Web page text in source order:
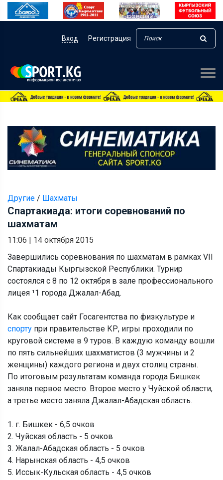
Вход Регистрация
Другие / Шахматы
Спартакиада: итоги соревнований по
шахматам
11:06 | 14 октября 2015
Завершились соревнования по шахматам в рамках VII
Спартакиады Кыргызской Республики. Турнир
состоялся с 8 по 12 октября в зале профессионального
лицея ¹1 города Джалал-Абад.
Как сообщает сайт Госагентства по физкультуре и
спорту при правительстве КР, игры проходили по
круговой системе в 9 туров. В каждую команду вошли
по пять сильнейших шахматистов (3 мужчины и 2
женщины) каждого региона и двух столиц страны.
По итоговым результатам команда города Бишкек
заняла первое место. Второе место у Чуйской области,
а третье место заняла Джалал-Абадская область.
1. г. Бишкек - 6,5 очков
2. Чуйская область - 5 очков
3. Жалал-Абадская область - 5 очков
4. Нарынская область - 4,5 очков
5. Иссык-Кульская область - 4,5 очков